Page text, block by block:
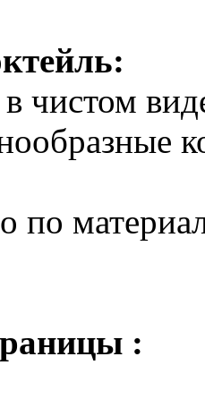
чистом
по
: